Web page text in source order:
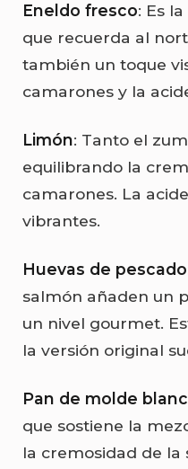
Eneldo fresco: Es
que recuerda al
también un toque
camarones y la
Limón: Tanto el
equilibrando la
camarones. La
vibrantes.
Huevas de pescado
salmón añaden un
un nivel gourmet.
la versión original
Pan de molde
que sostiene la
la cremosidad de la